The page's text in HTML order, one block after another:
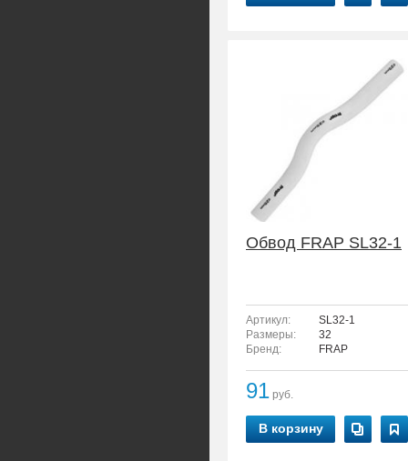
Обвод FRAP SL32-1
Артикул:
SL32-1
Размеры:
32
Бренд:
FRAP
91 руб.
В корзину